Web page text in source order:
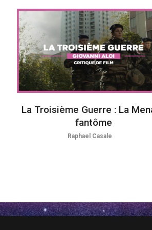
La Troisième Guerre : La
fantôme
Raphael Casale